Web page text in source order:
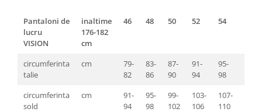
Pantaloni de lucru in talie
Tricouri polo
Pantaloni de
lucru
VISION
inaltime
176-182
cm
46 48 50 52 54
circumferinta
talie
cm
79-
82
83-
86
87-
90
91-
94
95-
98
circumferinta
sold
cm
91-
94
95-
98
99-
102
103-
106
107-
110